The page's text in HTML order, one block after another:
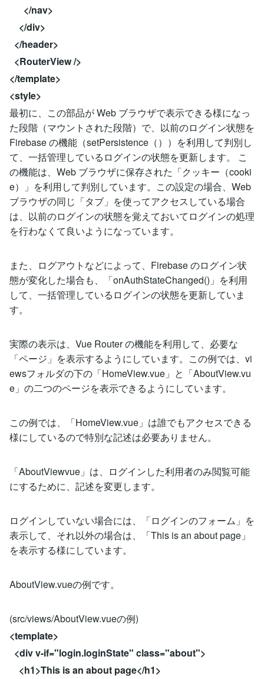
</nav>
</div>
</header>
<RouterView />
</template>
<style>
最初に、この部品が Web ブラウザで表示できる様になっ
た段階（マウントされた段階）で、以前のログイン状態を
Firebase の機能（setPersistence（））を利用して判別し
て、一括管理しているログインの状態を更新します。 こ
の機能は、Web ブラウザに保存された「クッキー（cooki
e）」を利用して判別しています。この設定の場合、Web
ブラウザの同じ「タブ」を使ってアクセスしている場合
は、以前のログインの状態を覚えておいてログインの処理
を行わなくて良いようになっています。
また、ログアウトなどによって、Firebase のログイン状
態が変化した場合も、「onAuthStateChanged()」を利用
して、一括管理しているログインの状態を更新していま
す。
実際の表示は、Vue Router の機能を利用して、必要な
「ページ」を表示するようにしています。この例では、vi
ewsフォルダの下の「HomeView.vue」と「AboutView.vu
e」の二つのページを表示できるようにしています。
この例では、「HomeView.vue」は誰でもアクセスできる
様にしているので特別な記述は必要ありません。
「AboutViewvue」は、ログインした利用者のみ閲覧可能
にするために、記述を変更します。
ログインしていない場合には、「ログインのフォーム」を
表示して、それ以外の場合は、「This is an about page」
を表示する様にしています。
AboutView.vueの例です。
(src/views/AboutView.vueの例)
<template>
<div v-if="login.loginState" class="about">
<h1>This is an about page</h1>